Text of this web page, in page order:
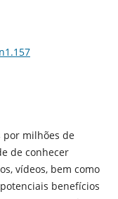
por milhões de
de conhecer
vídeos, bem como
benefícios